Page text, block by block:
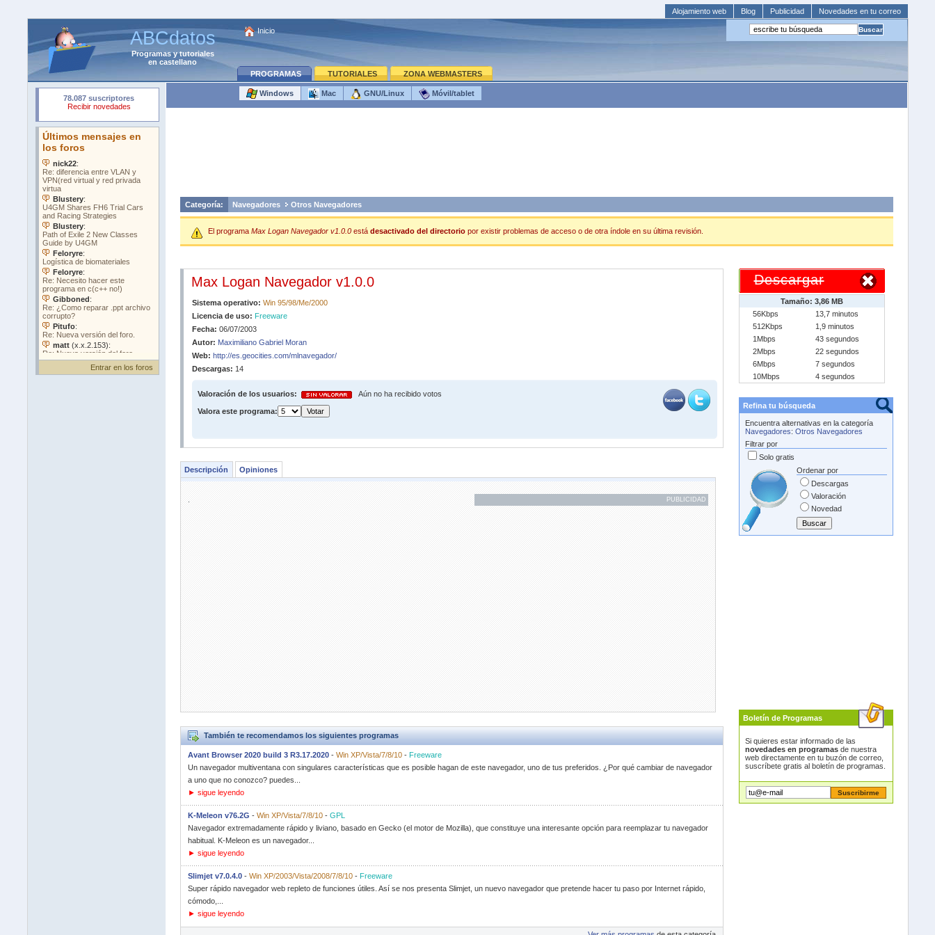
Alojamiento web Blog Publicidad Novedades en tu correo
ABCdatos
Programasytutoriales
en castellano
Inicio
PROGRAMAS TUTORIALES ZONA WEBMASTERS
Entrar en los foros
Windows Mac GNU/Linux Móvil/tablet
Categoría: Navegadores Otros Navegadores
El programa Max Logan Navegador v1.0.0está desactivado del directoriopor existir problemas de acceso o de otra índole en su última revisión.
Max Logan Navegador v1.0.0
Sistema operativo: Win 95/98/Me/2000
Licencia de uso: Freeware
Fecha: 06/07/2003
Autor: Maximiliano Gabriel Moran
Web: http://es.geocities.com/mlnavegador/
Descargas: 14
Valoración de los usuarios: Aún no ha recibido votos
Valora este programa:
Descripción Opiniones
PUBLICIDAD
También te recomendamos los siguientes programas
Avant Browser 2020 build 3 R3.17.2020- Win XP/Vista/7/8/10- Freeware
Un navegador multiventana con singulares características que es posible hagan de este navegador, uno de tus preferidos. ¿Por qué cambiar de navegador
a uno que no conozco? puedes...
► sigue leyendo
K-Meleon v76.2G - Win XP/Vista/7/8/10- GPL
Navegador extremadamente rápido y liviano, basado en Gecko (el motor de Mozilla), que constituye una interesante opción para reemplazar tu navegador
habitual. K-Meleon es un navegador...
► sigue leyendo
Slimjet v7.0.4.0- Win XP/2003/Vista/2008/7/8/10- Freeware
Super rápido navegador web repleto de funciones útiles. Así se nos presenta Slimjet, un nuevo navegador que pretende hacer tu paso por Internet rápido,
cómodo,...
► sigue leyendo
Descargar
Tamaño: 3,86 MB
56Kbps
13,7 minutos
512Kbps
1,9 minutos
1Mbps
43 segundos
2Mbps
22 segundos
6Mbps
7 segundos
10Mbps
4 segundos
Refina tu búsqueda
Encuentra alternativas en la categoría
Navegadores: Otros Navegadores
Filtrar por
Solo gratis
Ordenar por
Descargas
Valoración
Novedad
Boletín de Programas
Si quieres estar informado de las
novedades en programasde nuestra
web directamente en tu buzón de correo,
suscríbete gratis al boletín de programas.